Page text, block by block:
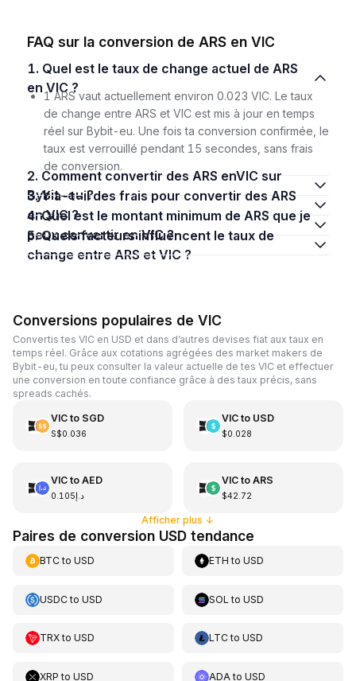
FAQ sur la conversion de ARS en VIC
1. Quel est le taux de change actuel de ARS
en VIC ?
1 ARS vaut actuellement environ 0.023 VIC. Le taux
de change entre ARS et VIC est mis à jour en temps
réel sur Bybit-eu. Une fois ta conversion confirmée, le
taux est verrouillé pendant 15 secondes, sans frais
de conversion.
2. Comment convertir des ARS enVIC sur
Bybit-eu ?
3. Y a-t-il des frais pour convertir des ARS
en VIC ?
4. Quel est le montant minimum de ARS que je
peux convertir en VIC ?
5. Quels facteurs influencent le taux de
change entre ARS et VIC ?
Conversions populaires de VIC
Convertis tes VIC en USD et dans d’autres devises fiat aux taux en
temps réel. Grâce aux cotations agrégées des market makers de
Bybit-eu, tu peux consulter la valeur actuelle de tes VIC et effectuer
une conversion en toute confiance grâce à des taux précis, sans
spreads cachés.
VICto SGD
S$0.036
VICto USD
$0.028
VICto AED
د.إ0.105
VICto ARS
$42.72
Afficher plus ↓
Paires de conversion USD tendance
BTCto USD ETH toUSD
USDCto USD SOL toUSD
TRXto USD LTCtoUSD
XRP to USD ADA toUSD